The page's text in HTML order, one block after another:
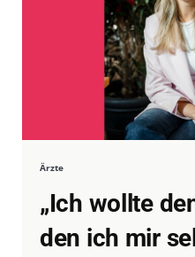
Ärzte
„Ich wollte
den ich mir